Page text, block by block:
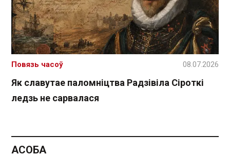
Як славутае паломніцтва Радзівіла Сіроткі
ледзь не сарвалася
Повязь часоў 08.07.2026
АСОБА